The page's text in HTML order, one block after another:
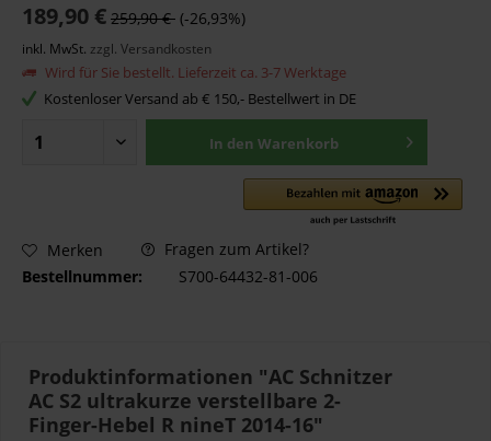
189,90 € 259,90 € (-26,93%)
inkl. MwSt. zzgl. Versandkosten
Wird für Sie bestellt. Lieferzeit ca. 3-7 Werktage
Kostenloser Versand ab € 150,- Bestellwert in DE
In den Warenkorb
Merken
Fragen zum Artikel?
Bestellnummer:
S700-64432-81-006
Produktinformationen "AC Schnitzer
AC S2 ultrakurze verstellbare 2-
Finger-Hebel R nineT 2014-16"